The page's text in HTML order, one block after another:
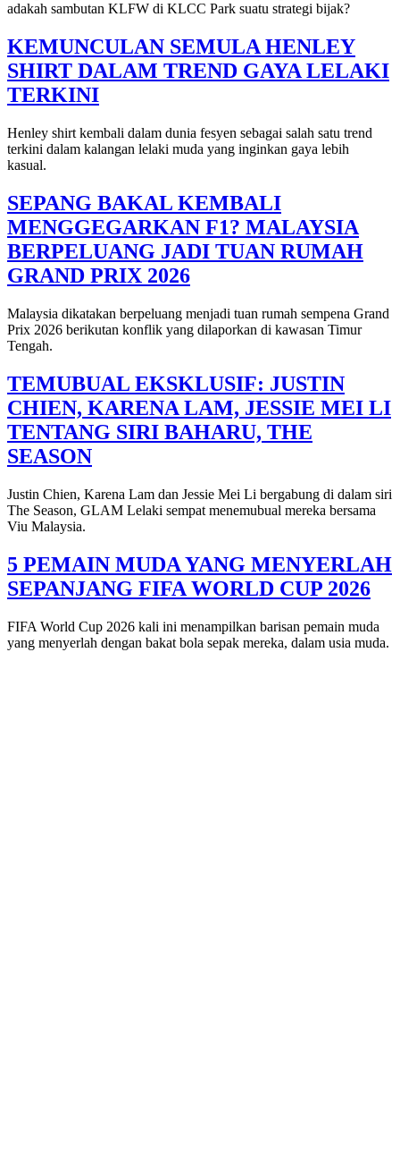
adakah sambutan KLFW di KLCC Park suatu strategi bijak?
KEMUNCULAN SEMULA HENLEY
SHIRT DALAM TREND GAYA LELAKI
TERKINI
Henley shirt kembali dalam dunia fesyen sebagai salah satu trend
terkini dalam kalangan lelaki muda yang inginkan gaya lebih
kasual.
SEPANG BAKAL KEMBALI
MENGGEGARKAN F1? MALAYSIA
BERPELUANG JADI TUAN RUMAH
GRAND PRIX 2026
Malaysia dikatakan berpeluang menjadi tuan rumah sempena Grand
Prix 2026 berikutan konflik yang dilaporkan di kawasan Timur
Tengah.
TEMUBUAL EKSKLUSIF: JUSTIN
CHIEN, KARENA LAM, JESSIE MEI LI
TENTANG SIRI BAHARU, THE
SEASON
Justin Chien, Karena Lam dan Jessie Mei Li bergabung di dalam siri
The Season, GLAM Lelaki sempat menemubual mereka bersama
Viu Malaysia.
5 PEMAIN MUDA YANG MENYERLAH
SEPANJANG FIFA WORLD CUP 2026
FIFA World Cup 2026 kali ini menampilkan barisan pemain muda
yang menyerlah dengan bakat bola sepak mereka, dalam usia muda.